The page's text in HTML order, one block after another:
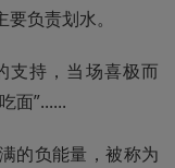
负责划水。
支持，当场喜极而
面”......
的负能量，被称为